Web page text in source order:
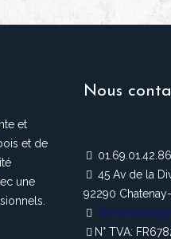
et
et de
une
Nous
01.69.01.42.86
45 Av de la
92290
N° TVA: